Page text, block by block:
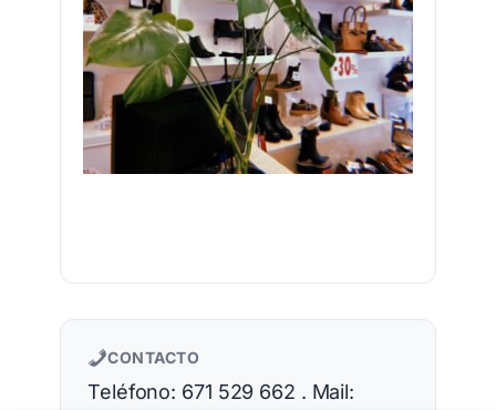
CONTACTO
Teléfono: 671 529 662 . Mail: